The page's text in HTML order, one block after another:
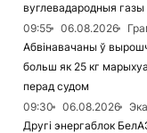
вуглевадародныя газы
09:55
06.08.2026
Абвінавачаны ў
больш як 25 кг
перад судом
09:30
06.08.2026
Другі энергаблок